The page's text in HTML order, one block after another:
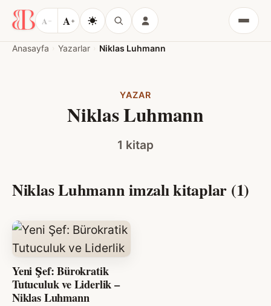
A − A+
Menü
Anasayfa Yazarlar Niklas Luhmann
YAZAR
Niklas Luhmann
1 kitap
Niklas Luhmann imzalı kitaplar (1)
Yeni Şef: Bürokratik
Tutuculuk ve Liderlik –
Niklas Luhmann